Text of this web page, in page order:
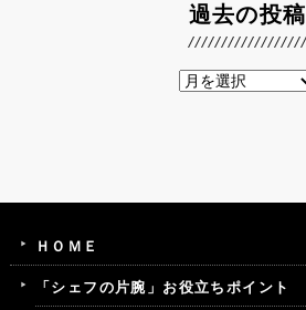
過去の投稿
ＨＯＭＥ
「シェフの片腕」お役立ちポイント